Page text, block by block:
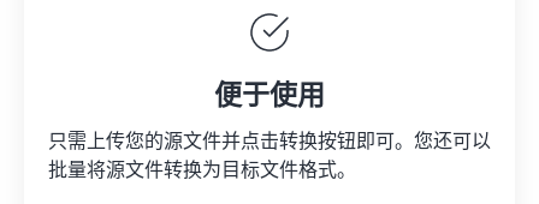
便于使用
只需上传您的源文件并点击转换按钮即可。您还可以
批量将源文件转换为目标文件格式。